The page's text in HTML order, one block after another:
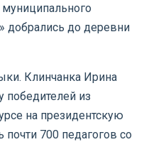
добрались до деревни
Клинчанка Ирина
победителей из
на президентскую
700 педагогов со